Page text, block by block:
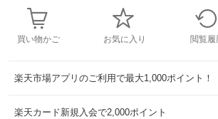
買い物かご お気に入り 閲覧履
楽天市場アプリのご利用で最大1,000ポイント！
楽天カード新規入会で2,000ポイント